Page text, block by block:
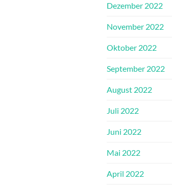
Dezember 2022
November 2022
Oktober 2022
September 2022
August 2022
Juli 2022
Juni 2022
Mai 2022
April 2022